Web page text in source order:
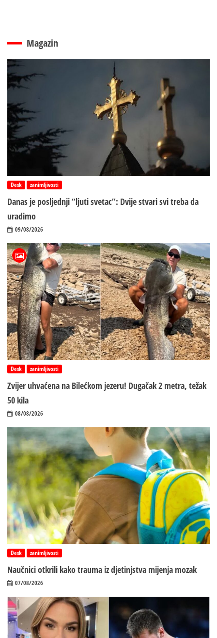
Magazin
Desk zanimljivosti
Danas je posljednji “ljuti svetac”: Dvije stvari svi treba da
uradimo
09/08/2026
Desk zanimljivosti
Zvijer uhvaćena na Bilećkom jezeru! Dugačak 2 metra, težak
50 kila
08/08/2026
Desk zanimljivosti
Naučnici otkrili kako trauma iz d‌jetinjstva mijenja mozak
07/08/2026